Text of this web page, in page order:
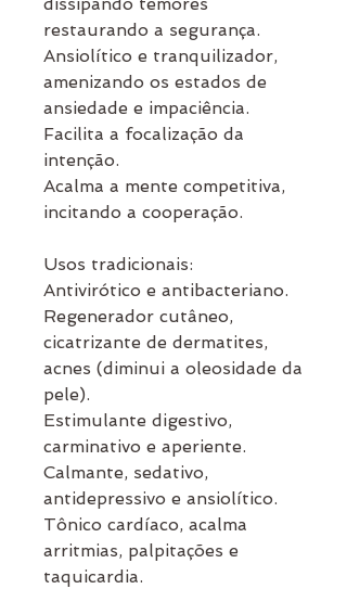
restaurando a segurança.
Ansiolítico e tranquilizador,
amenizando os estados de
ansiedade e impaciência.
Facilita a focalização da
intenção.
Acalma a mente competitiva,
incitando a cooperação.
Usos tradicionais:
Antivirótico e antibacteriano.
Regenerador cutâneo,
cicatrizante de dermatites,
acnes (diminui a oleosidade da
pele).
Estimulante digestivo,
carminativo e aperiente.
Calmante, sedativo,
antidepressivo e ansiolítico.
Tônico cardíaco, acalma
arritmias, palpitações e
taquicardia.